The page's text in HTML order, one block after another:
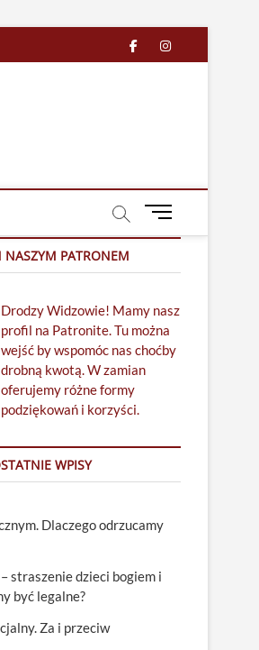
facebook
in
M
u
u
t
t
NASZYM PATRONEM
Drodzy Widzowie! Mamy nasz
profil na Patronite. Tu można
wejść by wspomóc nas choćby
drobną kwotą. W zamian
oferujemy różne formy
podziękowań i korzyści.
WPISY
Dlaczego odrzucamy
straszenie dzieci bogiem i
być legalne?
Za i przeciw